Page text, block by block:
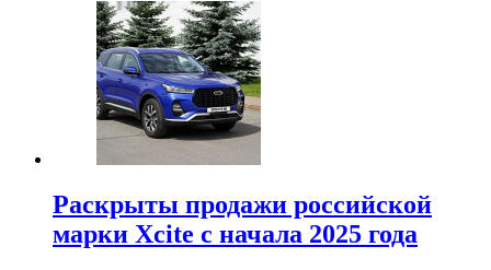
Раскрыты продажи российской
марки Xcite с начала 2025 года